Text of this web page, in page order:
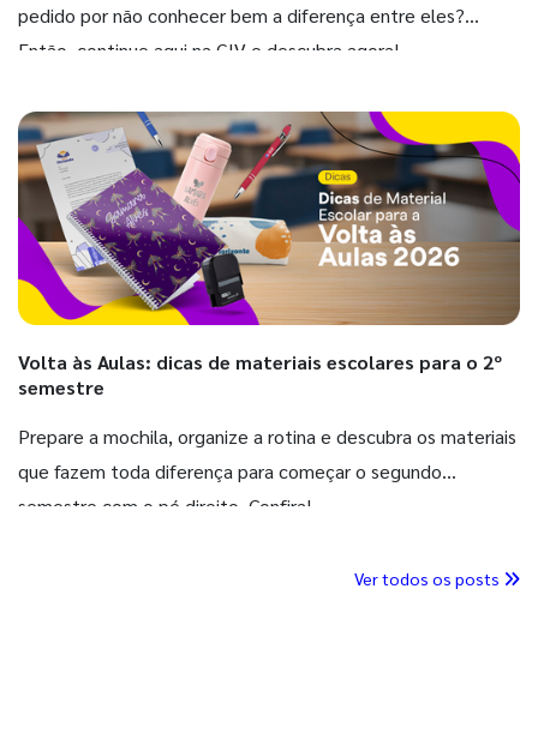
pedido por não conhecer bem a diferença entre eles?
Então, continue aqui na GIV e descubra agora!
Volta às Aulas: dicas de materiais escolares para o 2º
semestre
Prepare a mochila, organize a rotina e descubra os materiais
que fazem toda diferença para começar o segundo
semestre com o pé direito. Confira!
Ver todos os posts